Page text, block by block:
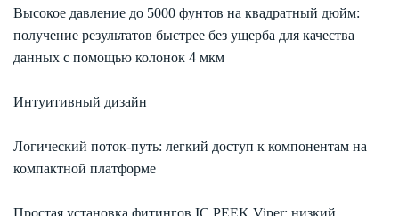
Высокое давление до 5000 фунтов на квадратный дюйм:
получение результатов быстрее без ущерба для качества
данных с помощью колонок 4 мкм
Интуитивный дизайн
Логический поток-путь: легкий доступ к компонентам на
компактной платформе